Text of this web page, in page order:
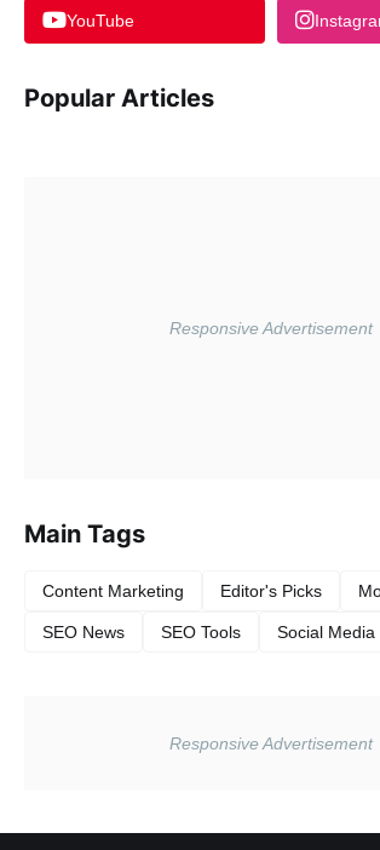
YouTube
Popular Articles
Main Tags
Content Marketing Editor's Picks
SEO News SEO Tools Social Media